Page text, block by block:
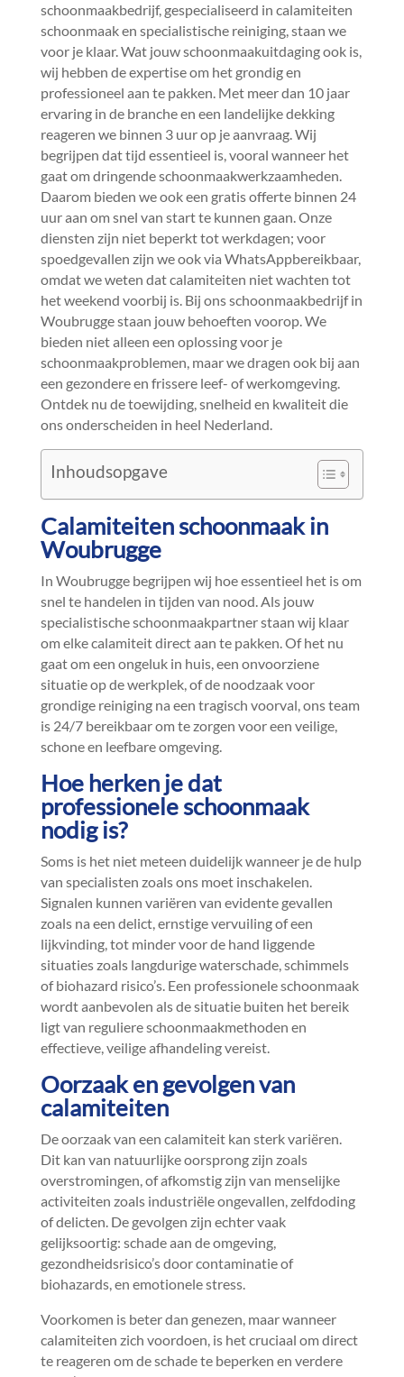
schoonmaakbedrijf, gespecialiseerd in calamiteiten
schoonmaak en specialistische reiniging, staan we
voor je klaar.​ Wat jouw schoonmaakuitdaging ook is,
wij hebben de expertise om het grondig en
professioneel aan te pakken.​ Met meer dan 10 jaar
ervaring in de branche en een landelijke dekking
reageren we binnen 3 uur op je aanvraag.​ Wij
begrijpen dat tijd essentieel is, vooral wanneer het
gaat om dringende schoonmaakwerkzaamheden.​
Daarom bieden we ook een gratis offerte binnen 24
uur aan om snel van start te kunnen gaan.​ Onze
diensten zijn niet beperkt tot werkdagen; voor
spoedgevallen zijn we ook via WhatsAppbereikbaar,
omdat we weten dat calamiteiten niet wachten tot
het weekend voorbij is.​ Bij ons schoonmaakbedrijf in
Woubrugge staan jouw behoeften voorop.​ We
bieden niet alleen een oplossing voor je
schoonmaakproblemen, maar we dragen ook bij aan
een gezondere en frissere leef- of werkomgeving.​
Ontdek nu de toewijding, snelheid en kwaliteit die
ons onderscheiden in heel Nederland.​
Inhoudsopgave
Calamiteiten schoonmaak in
Woubrugge
In Woubrugge begrijpen wij hoe essentieel het is om
snel te handelen in tijden van nood.​ Als jouw
specialistische schoonmaakpartner staan wij klaar
om elke calamiteit direct aan te pakken.​ Of het nu
gaat om een ongeluk in huis, een onvoorziene
situatie op de werkplek, of de noodzaak voor
grondige reiniging na een tragisch voorval, ons team
is 24/7 bereikbaar om te zorgen voor een veilige,
schone en leefbare omgeving.​
Hoe herken je dat
professionele schoonmaak
nodig is?
Soms is het niet meteen duidelijk wanneer je de hulp
van specialisten zoals ons moet inschakelen.​
Signalen kunnen variëren van evidente gevallen
zoals na een delict, ernstige vervuiling of een
lijkvinding, tot minder voor de hand liggende
situaties zoals langdurige waterschade, schimmels
of biohazard risico’s.​ Een professionele schoonmaak
wordt aanbevolen als de situatie buiten het bereik
ligt van reguliere schoonmaakmethoden en
effectieve, veilige afhandeling vereist.​
Oorzaak en gevolgen van
calamiteiten
De oorzaak van een calamiteit kan sterk variëren.​
Dit kan van natuurlijke oorsprong zijn zoals
overstromingen, of afkomstig zijn van menselijke
activiteiten zoals industriële ongevallen, zelfdoding
of delicten.​ De gevolgen zijn echter vaak
gelijksoortig: schade aan de omgeving,
gezondheidsrisico’s door contaminatie of
biohazards, en emotionele stress.​
Voorkomen is beter dan genezen, maar wanneer
calamiteiten zich voordoen, is het cruciaal om direct
te reageren om de schade te beperken en verdere